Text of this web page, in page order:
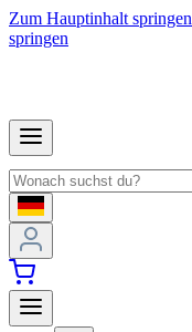
Zum Hauptinhalt springen
springen